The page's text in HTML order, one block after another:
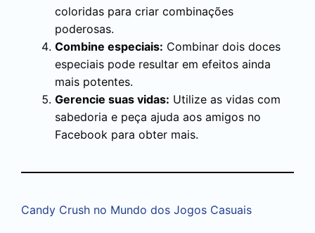
coloridas para criar combinações
poderosas.
Combine especiais: Combinar dois doces
especiais pode resultar em efeitos ainda
mais potentes.
Gerencie suas vidas: Utilize as vidas com
sabedoria e peça ajuda aos amigos no
Facebook para obter mais.
Candy Crush no Mundo dos Jogos Casuais